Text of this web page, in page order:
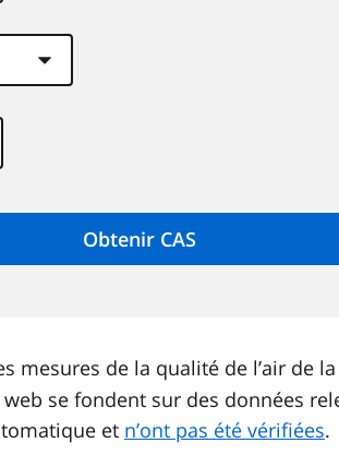
mesures de la qualité de l’air de la
se fondent sur des données
et n’ont pas été vérifiées.